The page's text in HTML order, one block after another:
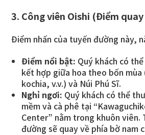
3. Công viên Oishi (Điểm
Điểm nhấn của tuyến đường này,
Điểm nổi bật: Quý khách có
kết hợp giữa hoa theo bốn
kochia, v.v.) và Núi Phú Sĩ.
Nghỉ ngơi: Quý khách có thể
mềm và cà phê tại
Center” nằm trong khuôn viên.
đường sẽ quay về phía bờ nam